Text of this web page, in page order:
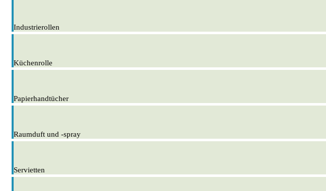
Industrierollen
Küchenrolle
Papierhandtücher
Raumduft und -spray
Servietten